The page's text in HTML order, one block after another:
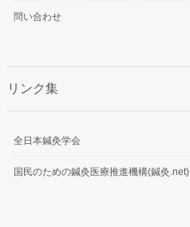
問い合わせ
リンク集
全日本鍼灸学会
国民のための鍼灸医療推進機構(鍼灸.net)